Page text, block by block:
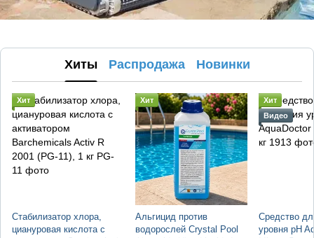
Хиты Распродажа Новинки
Хит
Стабилизатор хлора,
циануровая кислота с
Хит
Альгицид против
водорослей Crystal Pool
Хит
Видео
Средство
уровня pH